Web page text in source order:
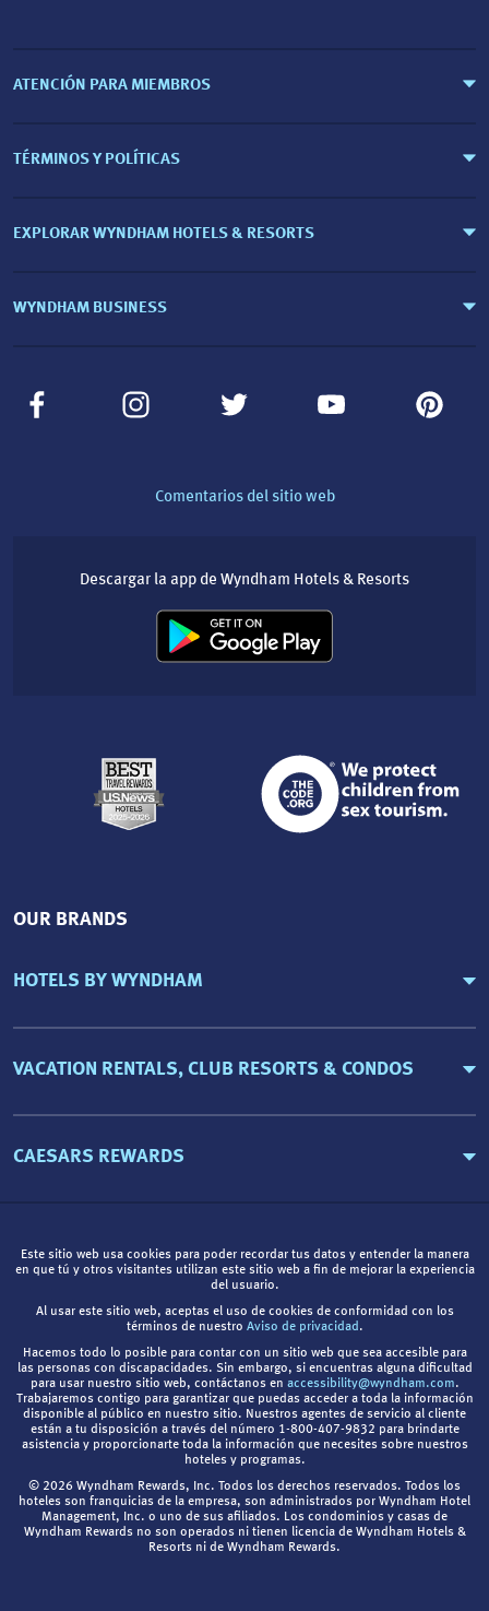
ATENCIÓN PARA MIEMBROS
TÉRMINOS Y POLÍTICAS
EXPLORAR WYNDHAM HOTELS & RESORTS
WYNDHAM BUSINESS
Comentarios del sitio web
Descargar la app de Wyndham Hotels & Resorts
OUR BRANDS
HOTELS BY WYNDHAM
VACATION RENTALS, CLUB RESORTS & CONDOS
CAESARS REWARDS
Este sitio web usa cookies para poder recordar tus datos y entender la manera
en que tú y otros visitantes utilizan este sitio web a fin de mejorar la experiencia
del usuario.
Al usar este sitio web, aceptas el uso de cookies de conformidad con los
términos de nuestro Aviso de privacidad .
Hacemos todo lo posible para contar con un sitio web que sea accesible para
las personas con discapacidades. Sin embargo, si encuentras alguna dificultad
para usar nuestro sitio web, contáctanos en accessibility@wyndham.com.
Trabajaremos contigo para garantizar que puedas acceder a toda la información
disponible al público en nuestro sitio. Nuestros agentes de servicio al cliente
están a tu disposición a través del número 1-800-407-9832 para brindarte
asistencia y proporcionarte toda la información que necesites sobre nuestros
hoteles y programas.
© 2026 Wyndham Rewards, Inc. Todos los derechos reservados. Todos los
hoteles son franquicias de la empresa, son administrados por Wyndham Hotel
Management, Inc. o uno de sus afiliados. Los condominios y casas de
Wyndham Rewards no son operados ni tienen licencia de Wyndham Hotels &
Resorts ni de Wyndham Rewards.